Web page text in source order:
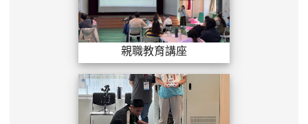
親職教育講座